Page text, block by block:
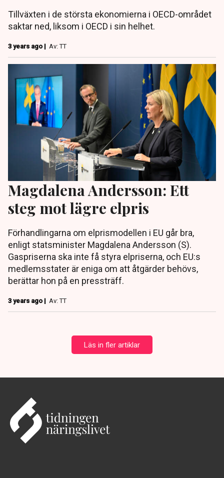
Tillväxten i de största ekonomierna i OECD-området
saktar ned, liksom i OECD i sin helhet.
3 years ago | Av: TT
Magdalena Andersson: Ett
steg mot lägre elpris
Förhandlingarna om elprismodellen i EU går bra,
enligt statsminister Magdalena Andersson (S).
Gaspriserna ska inte få styra elpriserna, och EU:s
medlemsstater är eniga om att åtgärder behövs,
berättar hon på en pressträff.
3 years ago | Av: TT
Läs in fler artiklar